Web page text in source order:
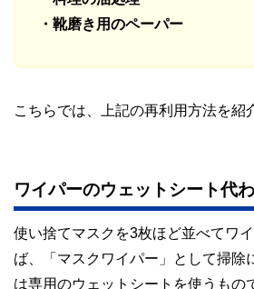
・靴磨き用のペーパー
こちらでは、上記の再利用方法を紹
ワイパーのウェットシート代
使い捨てマスクを3枚ほど並べてワ
ば、「マスクワイパー」として掃除
は専用のウェットシートを使うもの